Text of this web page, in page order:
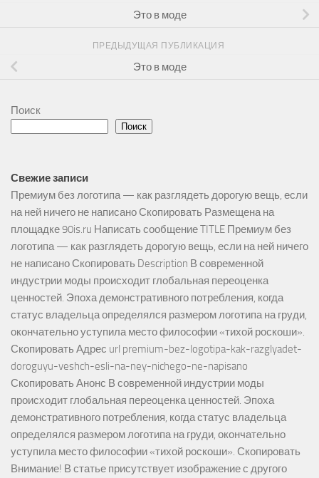
Это в моде
ПРЕДЫДУЩАЯ ПУБЛИКАЦИЯ
Это в моде
Поиск
Поиск
Свежие записи
Премиум без логотипа — как разглядеть дорогую вещь, если
на ней ничего не написано Скопировать Размещена на
площадке 90is.ru Написать сообщение TITLE Премиум без
логотипа — как разглядеть дорогую вещь, если на ней ничего
не написано Скопировать Description В современной
индустрии моды происходит глобальная переоценка
ценностей. Эпоха демонстративного потребления, когда
статус владельца определялся размером логотипа на груди,
окончательно уступила место философии «тихой роскоши».
Скопировать Адрес url premium-bez-logotipa-kak-razglyadet-
doroguyu-veshch-esli-na-ney-nichego-ne-napisano
Скопировать Анонс В современной индустрии моды
происходит глобальная переоценка ценностей. Эпоха
демонстративного потребления, когда статус владельца
определялся размером логотипа на груди, окончательно
уступила место философии «тихой роскоши». Скопировать
Внимание! В статье присутствует изображение с другого